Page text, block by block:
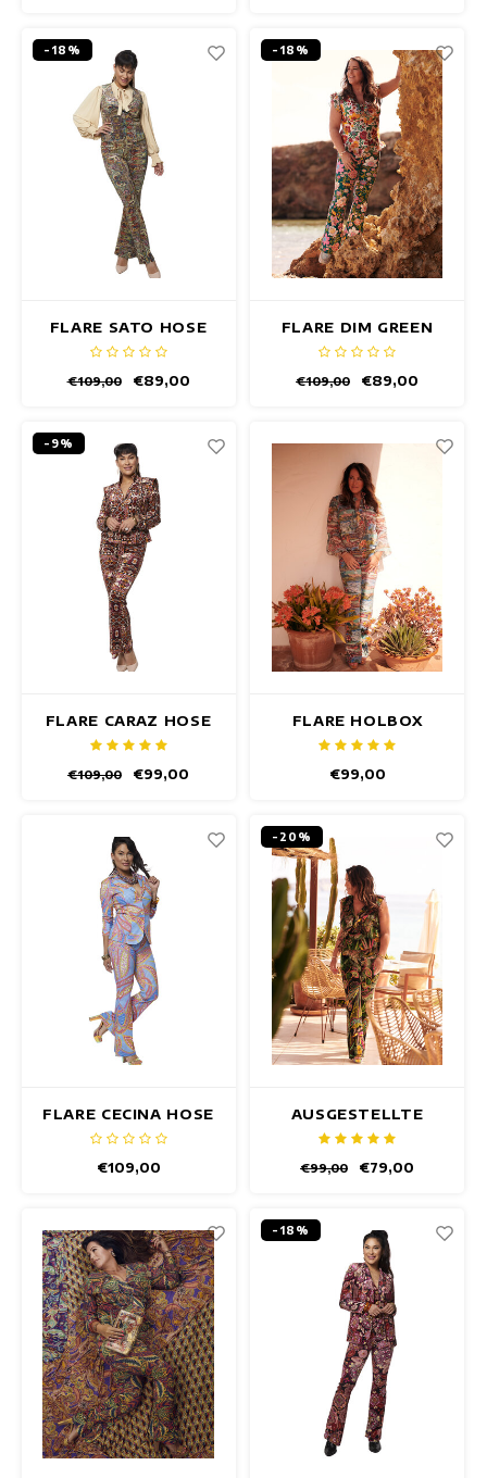
-18%
FLARE SATO HOSE
€109,00 €89,00
-18%
FLARE DIM GREEN
HOSE
€109,00 €89,00
-9%
FLARE CARAZ HOSE
€109,00 €99,00
FLARE HOLBOX
HOSE
€99,00
FLARE CECINA HOSE
€109,00
-20%
AUSGESTELLTE
PITALITO-HOSE
€99,00 €79,00
-18%